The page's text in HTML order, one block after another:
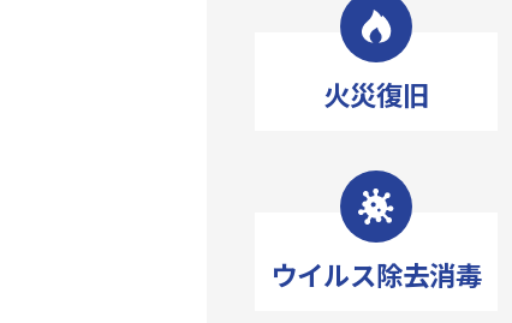
火災復旧
ウイルス除去消毒